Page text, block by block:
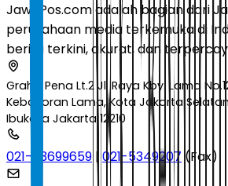
JawaPos.com adalah bagian dari
perusahaan media terkemuka di
berita terkini, akurat, dan
Graha Pena Lt.2 Jl. Raya Kby. Lama
Kebayoran Lama, Kota Jakarta
Ibukota Jakarta 12210
021-53699659 | 021-5349207 (Fax)